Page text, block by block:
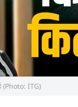
(Photo: ITG)